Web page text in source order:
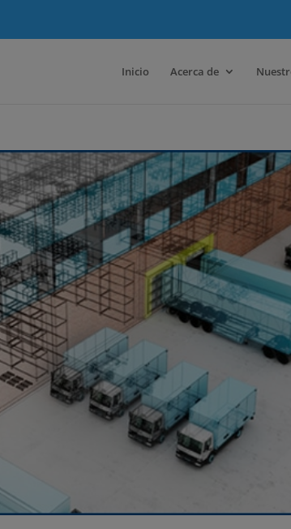
Inicio Acerca de